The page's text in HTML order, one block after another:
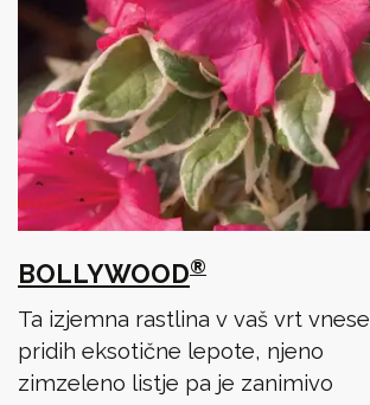
BOLLYWOOD®
Ta izjemna rastlina v vaš vrt vnese
pridih eksotične lepote, njeno
zimzeleno listje pa je zanimivo